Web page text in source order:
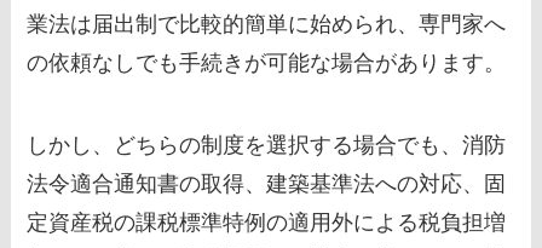
業法は届出制で比較的簡単に始められ、専門家へ
の依頼なしでも手続きが可能な場合があります。
しかし、どちらの制度を選択する場合でも、消防
法令適合通知書の取得、建築基準法への対応、固
定資産税の課税標準特例の適用外による税負担増